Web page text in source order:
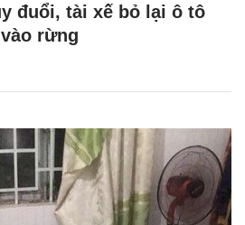
đuổi, tài xế bỏ lại ô tô
rừng